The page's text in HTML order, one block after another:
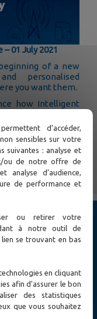
01 July 2021
of a new
personalised
you want them.
how Intelligent
Next →
d’accéder,
sensibles sur votre
suivantes : analyse et
ou de notre offre de
analyse d’audience,
de performance et
ou retirer votre
à notre outil de
se trouvant en bas
en cliquant
afin d'assurer le bon
des statistiques
que vous souhaitez